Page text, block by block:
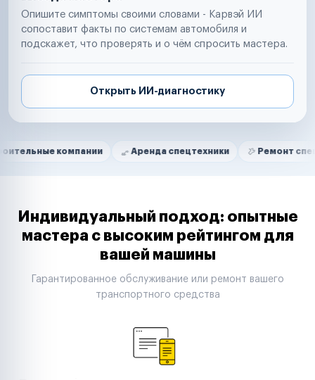
Опишите симптомы своими словами - Карвэй ИИ
сопоставит факты по системам автомобиля и
подскажет, что проверять и о чём спросить мастера.
Открыть ИИ-диагностику
Нам доверяют
Аренда спецтехники Ремонт спецтехники
Маркетплейсы
Таксопарки
Автодилеры
Строительные компании
Аренда спецтехники
Индивидуальный подход: опытные
мастера с высоким рейтингом для
вашей машины
Гарантированное обслуживание или ремонт вашего
транспортного средства